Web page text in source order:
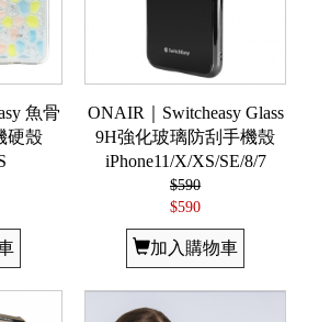
魚骨
硬殼
ONAIR｜Switcheasy Glass
9H強化玻璃防刮手機殼
iPhone11/X/XS/SE/8/7
$590
$590
加入購物車